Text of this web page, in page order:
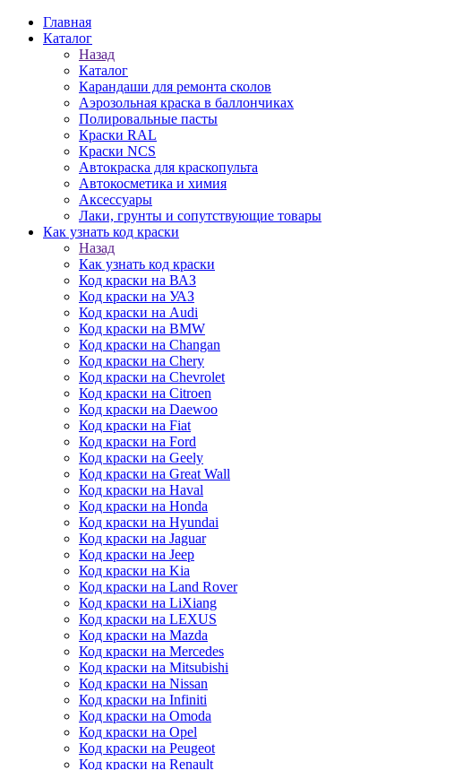
Главная
Каталог
Назад
Каталог
Карандаши для ремонта сколов
Аэрозольная краска в баллончиках
Полировальные пасты
Краски RAL
Краски NCS
Автокраска для краскопульта
Автокосметика и химия
Аксессуары
Лаки, грунты и сопутствующие товары
Как узнать код краски
Назад
Как узнать код краски
Код краски на ВАЗ
Код краски на УАЗ
Код краски на Audi
Код краски на BMW
Код краски на Changan
Код краски на Chery
Код краски на Chevrolet
Код краски на Citroen
Код краски на Daewoo
Код краски на Fiat
Код краски на Ford
Код краски на Geely
Код краски на Great Wall
Код краски на Haval
Код краски на Honda
Код краски на Hyundai
Код краски на Jaguar
Код краски на Jeep
Код краски на Kia
Код краски на Land Rover
Код краски на LiXiang
Код краски на LEXUS
Код краски на Mazda
Код краски на Mercedes
Код краски на Mitsubishi
Код краски на Nissan
Код краски на Infiniti
Код краски на Omoda
Код краски на Opel
Код краски на Peugeot
Код краски на Renault